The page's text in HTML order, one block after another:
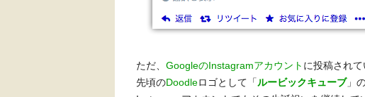
ただ、 GoogleのInstagramアカウント に投稿され
先頃のDoodleロゴとして「ルービックキューブ」